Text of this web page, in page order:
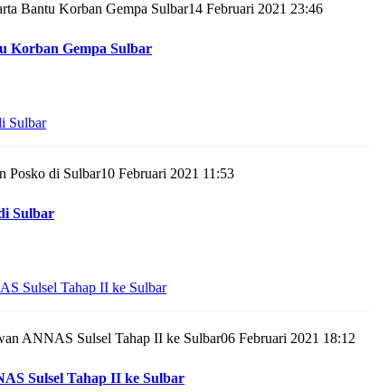
14 Februari 2021 23:46
Korban Gempa Sulbar
10 Februari 2021 11:53
Sulbar
06 Februari 2021 18:12
Sulsel Tahap II ke Sulbar